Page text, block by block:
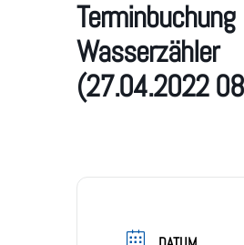
Terminbuchung
Wasserzähler
(27.04.2022